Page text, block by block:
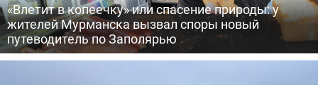
«Влетит в копеечку» или спасение природы: у
жителей Мурманска вызвал споры новый
путеводитель по Заполярью